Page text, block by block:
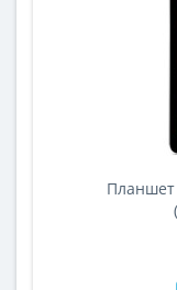
Планшет